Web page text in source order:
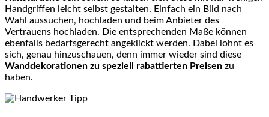
Handgriffen leicht selbst gestalten. Einfach ein Bild nach
Wahl aussuchen, hochladen und beim Anbieter des
Vertrauens hochladen. Die entsprechenden Maße können
ebenfalls bedarfsgerecht angeklickt werden. Dabei lohnt es
sich, genau hinzuschauen, denn immer wieder sind diese
Wanddekorationen zu speziell rabattierten Preisen zu
haben.